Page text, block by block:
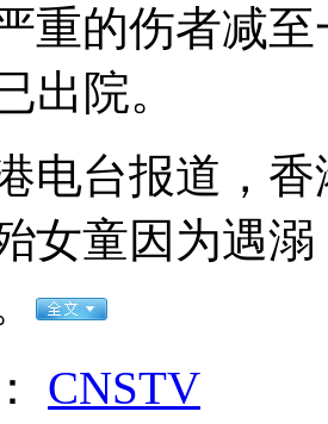
人 痛下狠手拳打脚踢
医生回应
治霸凌主义
重的伤者减
出院。
台报道，香
女童因为遇
CNSTV